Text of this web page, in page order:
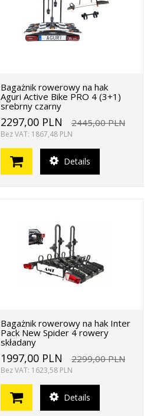
Bagażnik rowerowy na hak
Aguri Active Bike PRO 4 (3+1)
srebrny czarny
2297,00 PLN 2445,00 PLN
Bez VAT: 1867,48 PLN
Details
Bagażnik rowerowy na hak Inter
Pack New Spider 4 rowery
składany
1997,00 PLN 2299,00 PLN
Bez VAT: 1623,58 PLN
Details